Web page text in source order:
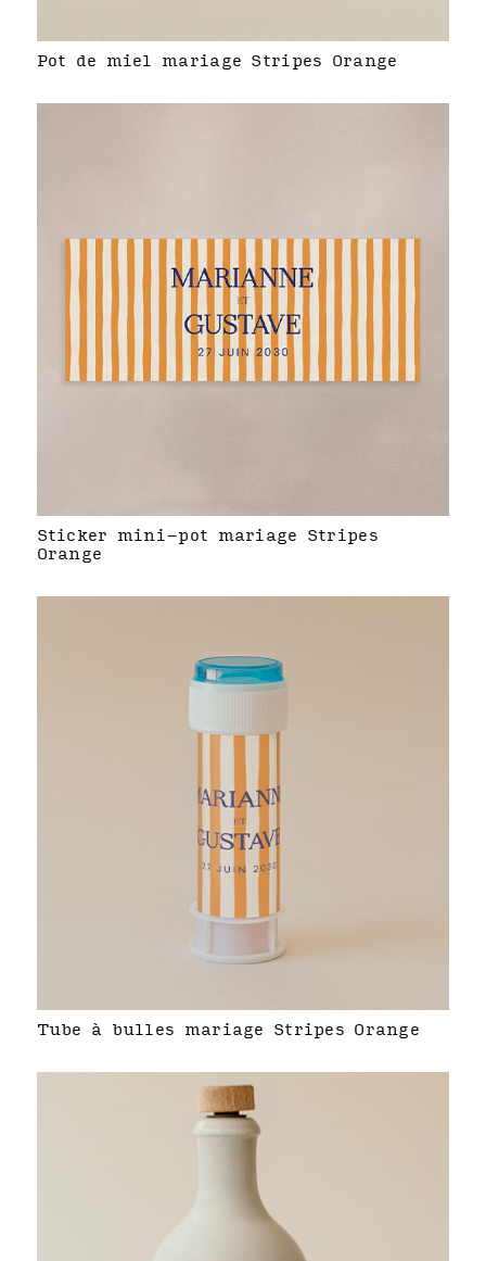
Pot de miel mariage Stripes Orange
Sticker mini-pot mariage Stripes
Orange
Tube à bulles mariage Stripes Orange